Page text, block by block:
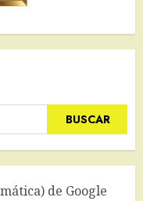
de Google